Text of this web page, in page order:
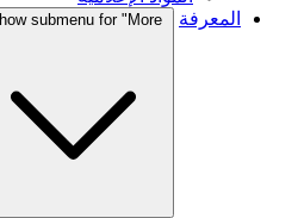
المعرفة
submenu for "More"